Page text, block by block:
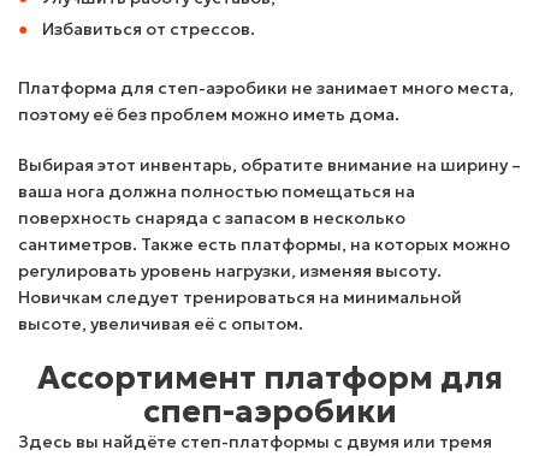
Избавиться от стрессов.
Платформа для степ-аэробики не занимает много места,
поэтому её без проблем можно иметь дома.
Выбирая этот инвентарь, обратите внимание на ширину –
ваша нога должна полностью помещаться на
поверхность снаряда с запасом в несколько
сантиметров. Также есть платформы, на которых можно
регулировать уровень нагрузки, изменяя высоту.
Новичкам следует тренироваться на минимальной
высоте, увеличивая её с опытом.
Ассортимент платформ для
спеп-аэробики
Здесь вы найдёте степ-платформы с двумя или тремя